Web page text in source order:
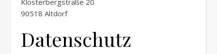
Klosterbergstraße 20
90518 Altdorf
Datenschutz